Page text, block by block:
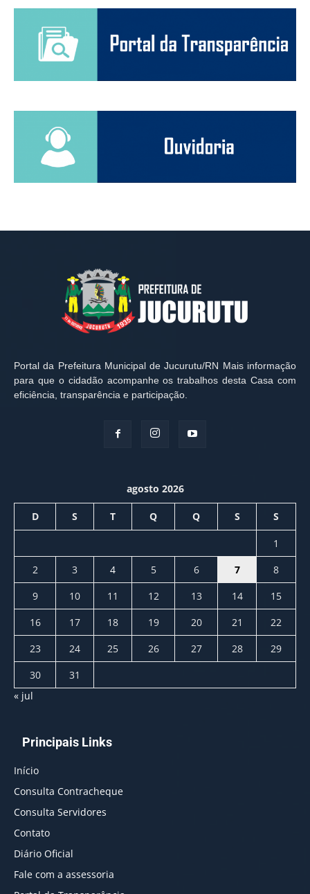
Portal da Prefeitura Municipal de Jucurutu/RN Mais informação
para que o cidadão acompanhe os trabalhos desta Casa com
eficiência, transparência e participação.
agosto 2026
D S T Q Q S S
1
2
3 4 5 6 7
8
9
10 11 12 13 14
15
16
17 18 19 20 21
22
23
24 25 26 27 28
29
30
31
« jul
Principais Links
Início
Consulta Contracheque
Consulta Servidores
Contato
Diário Oficial
Fale com a assessoria